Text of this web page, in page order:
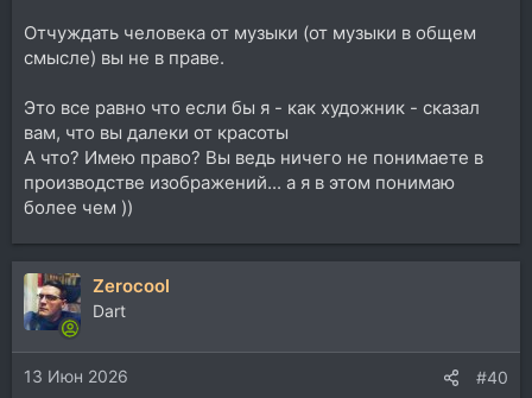
Отчуждать человека от музыки (от музыки в общем
смысле) вы не в праве.
Это все равно что если бы я - как художник - сказал
вам, что вы далеки от красоты
А что? Имею право? Вы ведь ничего не понимаете в
производстве изображений... а я в этом понимаю
более чем ))
Zerocool
Dart
13 Июн 2026 #40